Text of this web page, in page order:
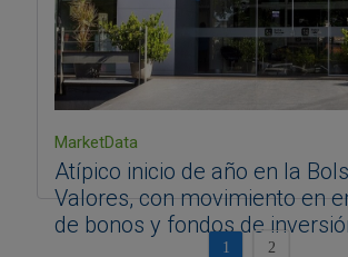
MarketData
Atípico inicio de año en la
Valores, con movimiento en
de bonos y fondos de
1 2